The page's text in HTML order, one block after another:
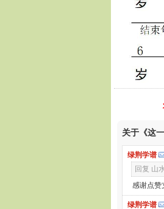
关于《这
绿荆学谱
回复 山
感谢点赞
绿荆学谱